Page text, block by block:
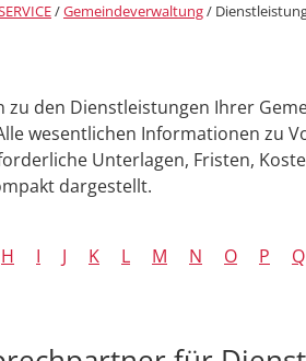
/Gemeindeverwaltung/
zu den Dienstleistungen Ihrer
wesentlichen Informationen zu
Unterlagen, Fristen,
dargestellt.
H I J K L M N O P Q